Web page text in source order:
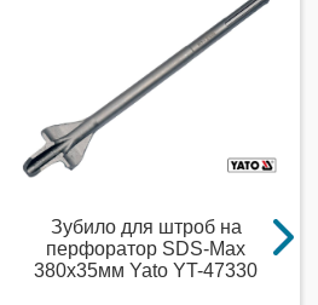
Зубило для штроб на
перфоратор SDS-Max
380х35мм Yato YT-47330